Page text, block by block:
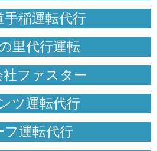
手稲運転代行
里代行運転
社ファスター
ツ運転代行
フ運転代行